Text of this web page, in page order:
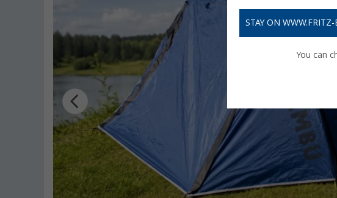
STAY ON WWW.FRITZ-
You can